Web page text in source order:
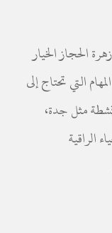
الحجاز الخيار
التي تحتاج إلى
مثل جدة،
الراقية